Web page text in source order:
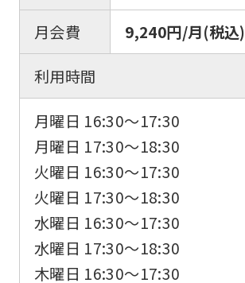
月会費
9,240円/月(税込)
利用時間
月曜日 16:30〜17:30
月曜日 17:30〜18:30
火曜日 16:30〜17:30
火曜日 17:30〜18:30
水曜日 16:30〜17:30
水曜日 17:30〜18:30
木曜日 16:30〜17:30